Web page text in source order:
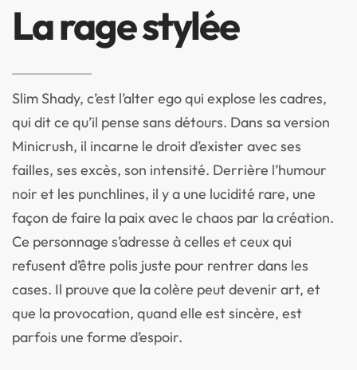
La rage stylée
Slim Shady, c’est l’alter ego qui explose les cadres,
qui dit ce qu’il pense sans détours. Dans sa version
Minicrush, il incarne le droit d’exister avec ses
failles, ses excès, son intensité. Derrière l’humour
noir et les punchlines, il y a une lucidité rare, une
façon de faire la paix avec le chaos par la création.
Ce personnage s’adresse à celles et ceux qui
refusent d’être polis juste pour rentrer dans les
cases. Il prouve que la colère peut devenir art, et
que la provocation, quand elle est sincère, est
parfois une forme d’espoir.